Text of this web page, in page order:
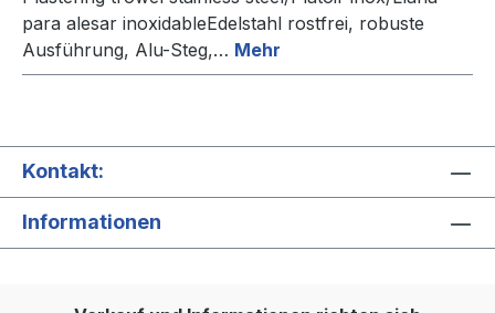
para alesar inoxidableEdelstahl rostfrei, robuste
Ausführung, Alu-Steg,… Mehr
Kontakt:
Informationen